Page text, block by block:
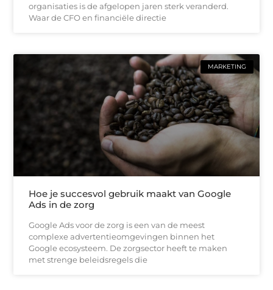
organisaties is de afgelopen jaren sterk veranderd.
Waar de CFO en financiële directie
MARKETING
Hoe je succesvol gebruik maakt van Google
Ads in de zorg
Google Ads voor de zorg is een van de meest
complexe advertentieomgevingen binnen het
Google ecosysteem. De zorgsector heeft te maken
met strenge beleidsregels die